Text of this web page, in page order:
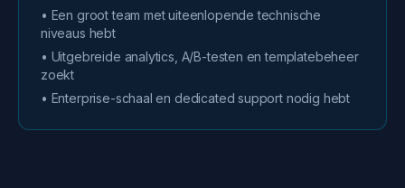
• Een groot team met uiteenlopende technische
niveaus hebt
• Uitgebreide analytics, A/B-testen en templatebeheer
zoekt
• Enterprise-schaal en dedicated support nodig hebt